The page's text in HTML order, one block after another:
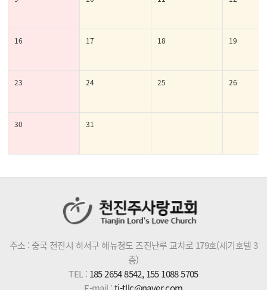
16 17 18 19
23 24 25 26
30 31
주소 : 중국 천진시 하서구 해뉴청도 즈진난루 교차로 179호(세기호텔 3
층)
TEL : 185 2654 8542, 155 1088 5705